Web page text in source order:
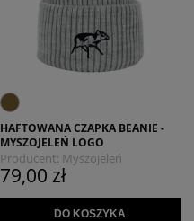
HAFTOWANA CZAPKA BEANIE -
MYSZOJELEŃ LOGO
Producent: Myszojeleń
79,00 zł
DO KOSZYKA